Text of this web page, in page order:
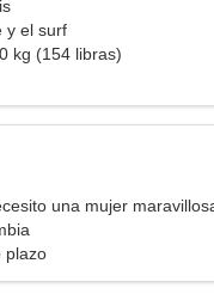
y el surf
kg (154 libras)
una mujer
plazo